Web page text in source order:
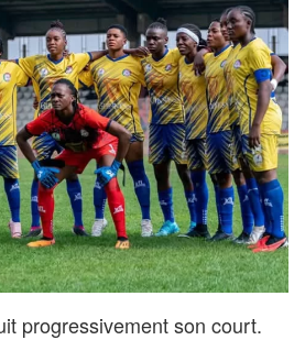
progressivement son court.